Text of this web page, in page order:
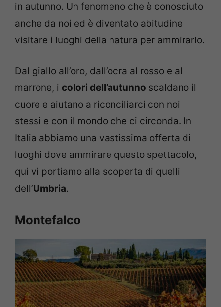
in autunno. Un fenomeno che è conosciuto
anche da noi ed è diventato abitudine
visitare i luoghi della natura per ammirarlo.
Dal giallo all’oro, dall’ocra al rosso e al
marrone, i colori dell’autunno scaldano il
cuore e aiutano a riconciliarci con noi
stessi e con il mondo che ci circonda. In
Italia abbiamo una vastissima offerta di
luoghi dove ammirare questo spettacolo,
qui vi portiamo alla scoperta di quelli
dell’Umbria.
Montefalco